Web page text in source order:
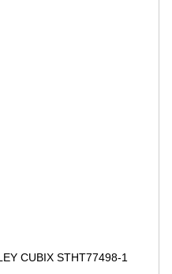
CUBIX STHT77498-1